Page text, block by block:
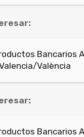
Bancarios
València
Bancarios